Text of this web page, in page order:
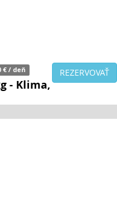
€ / deň REZERVOVAŤ
- Klima,